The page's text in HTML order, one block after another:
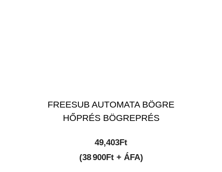
FREESUB AUTOMATA BÖGRE
HŐPRÉS BÖGREPRÉS
49,403Ft
(38 900Ft + ÁFA)